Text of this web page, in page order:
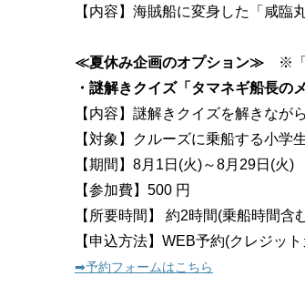
【内容】海賊船に変身した「咸臨
≪夏休み企画のオプション≫
※
・謎解きクイズ「タマネギ船長の
【内容】謎解きクイズを解きな
【対象】クルーズに乗船する小学
【期間】8月1日(火)～8月29日(火)
【参加費】500 円
【所要時間】 約2時間(乗船時間含
【申込方法】WEB予約(クレジッ
➡︎予約フォームはこちら